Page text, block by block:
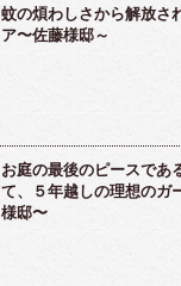
蚊の煩わしさから解放さ
ア〜佐藤様邸～
お庭の最後のピースであ
て、５年越しの理想のガ
様邸〜